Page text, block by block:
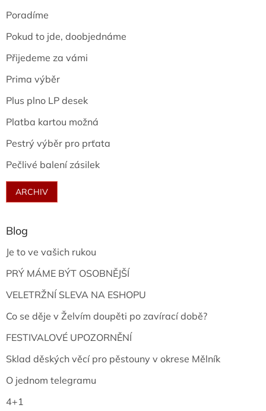
Poradíme
Pokud to jde, doobjednáme
Přijedeme za vámi
Prima výběr
Plus plno LP desek
Platba kartou možná
Pestrý výběr pro prťata
Pečlivé balení zásilek
ARCHIV
Blog
Je to ve vašich rukou
PRÝ MÁME BÝT OSOBNĚJŠÍ
VELETRŽNÍ SLEVA NA ESHOPU
Co se děje v Želvím doupěti po zavírací době?
FESTIVALOVÉ UPOZORNĚNÍ
Sklad děských věcí pro pěstouny v okrese Mělník
O jednom telegramu
4+1